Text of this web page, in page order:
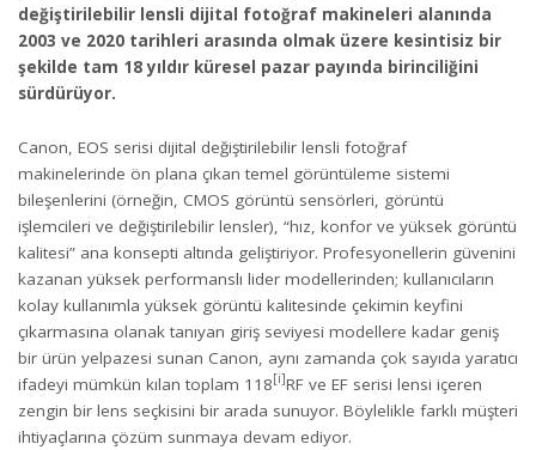
değiştirilebilir lensli dijital fotoğraf makineleri alanında
2003 ve 2020 tarihleri arasında olmak üzere kesintisiz bir
şekilde tam 18 yıldır küresel pazar payında birinciliğini
sürdürüyor.
Canon, EOS serisi dijital değiştirilebilir lensli fotoğraf
makinelerinde ön plana çıkan temel görüntüleme sistemi
bileşenlerini (örneğin, CMOS görüntü sensörleri, görüntü
işlemcileri ve değiştirilebilir lensler), “hız, konfor ve yüksek görüntü
kalitesi” ana konsepti altında geliştiriyor. Profesyonellerin güvenini
kazanan yüksek performanslı lider modellerinden; kullanıcıların
kolay kullanımla yüksek görüntü kalitesinde çekimin keyfini
çıkarmasına olanak tanıyan giriş seviyesi modellere kadar geniş
bir ürün yelpazesi sunan Canon, aynı zamanda çok sayıda yaratıcı
ifadeyi mümkün kılan toplam 118[i]RF ve EF serisi lensi içeren
zengin bir lens seçkisini bir arada sunuyor. Böylelikle farklı müşteri
ihtiyaçlarına çözüm sunmaya devam ediyor.